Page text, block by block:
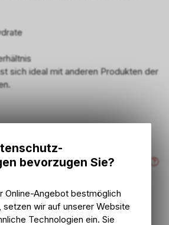
sich ideal mit anderen Produkten der
ARTIKELNUMMER
P18353
PREIS
bevorzugen Sie?
Online-Angebot bestmöglich
setzen wir auf unserer Website
Technologien ein. Sie